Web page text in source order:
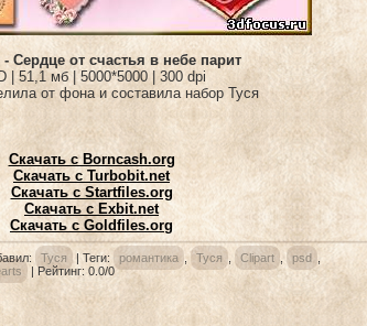
- Сердце от счастья в небе парит
| 51,1 мб | 5000*5000 | 300 dpi
от фона и составила набор Туся
Скачать с Borncash.org
Скачать с Turbobit.net
Скачать с Startfiles.org
Скачать с Exbit.net
Скачать с Goldfiles.org
: Туся | Теги: романтика , Туся Clipart , psd
| Рейтинг: 0.0/0